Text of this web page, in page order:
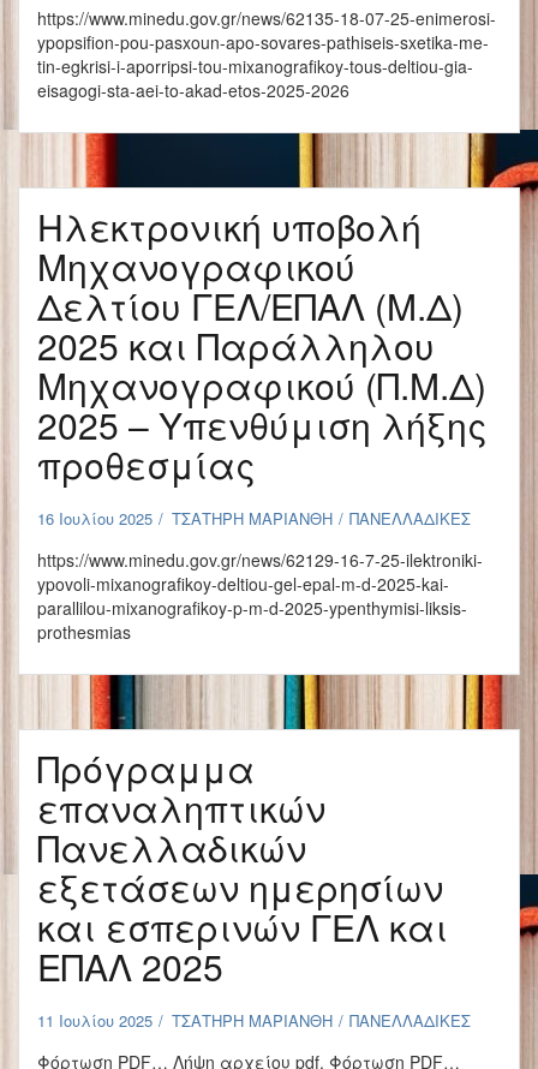
https://www.minedu.gov.gr/news/62135-18-07-25-enimerosi-
ypopsifion-pou-pasxoun-apo-sovares-pathiseis-sxetika-me-
tin-egkrisi-i-aporripsi-tou-mixanografikoy-tous-deltiou-gia-
eisagogi-sta-aei-to-akad-etos-2025-2026
Ηλεκτρονική υποβολή
Μηχανογραφικού
Δελτίου ΓΕΛ/ΕΠΑΛ (Μ.Δ)
2025 και Παράλληλου
Μηχανογραφικού (Π.Μ.Δ)
2025 – Υπενθύμιση λήξης
προθεσμίας
16 Ιουλίου 2025 ΤΣΑΤΗΡΗ ΜΑΡΙΑΝΘΗ ΠΑΝΕΛΛΑΔΙΚΕΣ
https://www.minedu.gov.gr/news/62129-16-7-25-ilektroniki-
ypovoli-mixanografikoy-deltiou-gel-epal-m-d-2025-kai-
parallilou-mixanografikoy-p-m-d-2025-ypenthymisi-liksis-
prothesmias
Πρόγραμμα
επαναληπτικών
Πανελλαδικών
εξετάσεων ημερησίων
και εσπερινών ΓΕΛ και
ΕΠΑΛ 2025
11 Ιουλίου 2025 ΤΣΑΤΗΡΗ ΜΑΡΙΑΝΘΗ ΠΑΝΕΛΛΑΔΙΚΕΣ
Φόρτωση PDF… Λήψη αρχείου pdf. Φόρτωση PDF…